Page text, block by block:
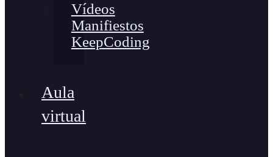
Vídeos
Manifiestos
KeepCoding
Aula
virtual